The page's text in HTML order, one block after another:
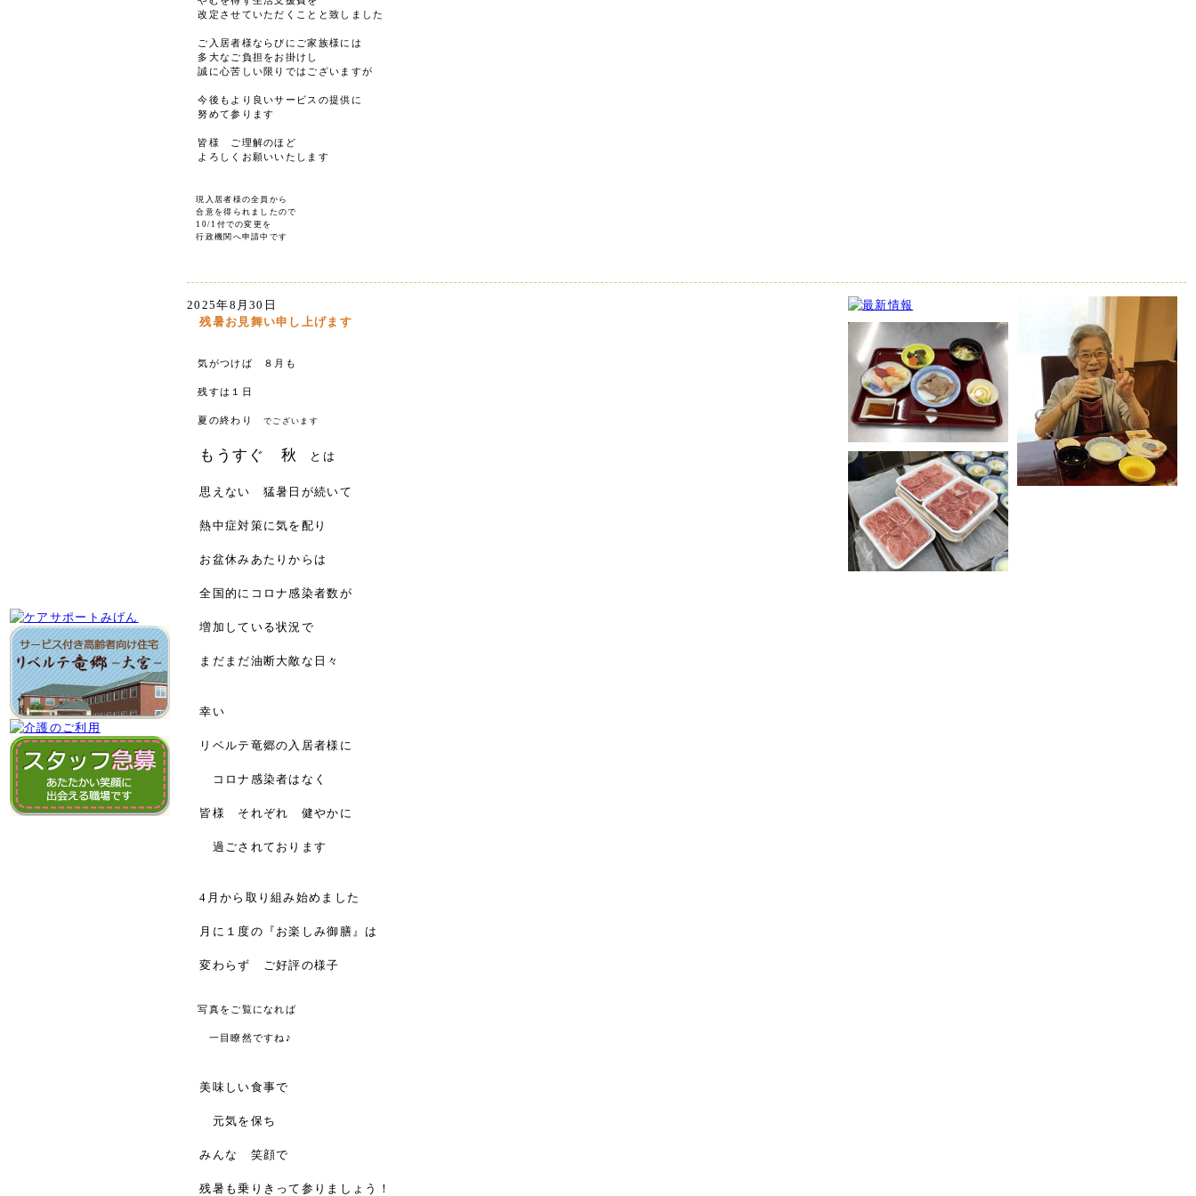
改定させていただくことと致しました
ご入居者様ならびにご家族様には
多大なご負担をお掛けし
誠に心苦しい限りではございますが
今後もより良いサービスの提供に
努めて参ります
皆様 ご理解のほど
よろしくお願いいたします
現入居者様の全員から
合意を得られましたので
10/1付での変更を
行政機関へ申請中です
2025年8月30日
残暑お見舞い申し上げます
気がつけば ８月も
残すは１日
夏の終わりでございます
もうすぐ 秋 とは
思えない 猛暑日が続いて
熱中症対策に気を配り
お盆休みあたりからは
全国的にコロナ感染者数が
増加している状況で
まだまだ油断大敵な日々
幸い
リベルテ竜郷の入居者様に
コロナ感染者はなく
皆様 それぞれ 健やかに
過ごされております
4月から取り組み始めました
月に１度の『お楽しみ御膳』は
変わらず ご好評の様子
写真をご覧になれば
一目瞭然ですね♪
美味しい食事で
元気を保ち
みんな 笑顔で
残暑も乗りきって参りましょう！